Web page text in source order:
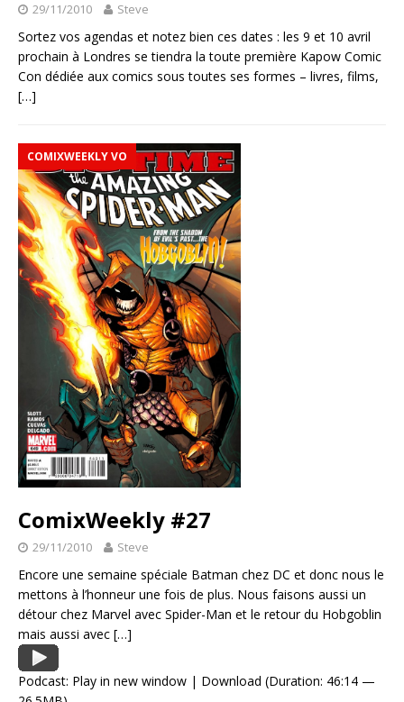
29/11/2010 Steve
Sortez vos agendas et notez bien ces dates : les 9 et 10 avril
prochain à Londres se tiendra la toute première Kapow Comic
Con dédiée aux comics sous toutes ses formes – livres, films,
[…]
COMIXWEEKLY VO
ComixWeekly #27
29/11/2010 Steve
Encore une semaine spéciale Batman chez DC et donc nous le
mettons à l’honneur une fois de plus. Nous faisons aussi un
détour chez Marvel avec Spider-Man et le retour du Hobgoblin
mais aussi avec […]
Podcast: Play in new window | Download (Duration: 46:14 —